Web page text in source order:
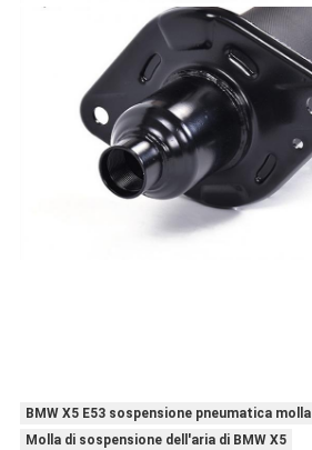
BMW X5 E53 sospensione pneumatica molla
Molla di sospensione dell'aria di BMW X5